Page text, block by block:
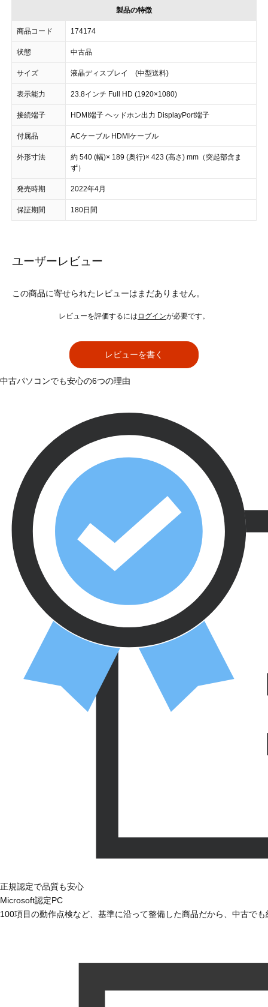
製品の特徴
商品コード 174174
状態 中古品
サイズ 液晶ディスプレイ (中型送料)
表示能力 23.8インチ Full HD (1920×1080)
接続端子 HDMI端子 ヘッドホン出力 DisplayPort端子
付属品 ACケーブル HDMIケーブル
外形寸法
約 540 (幅)× 189 (奥行)× 423 (高さ) mm（突起部含ま
ず）
発売時期 2022年4月
保証期間 180日間
ユーザーレビュー
この商品に寄せられたレビューはまだありません。
レビューを評価するには ログインが必要です。
レビューを書く
中古パソコンでも安心の6つの理由
正規認定で品質も安心
Microsoft認定PC
100項目の動作点検など、基準に沿って整備した商品だから、中古で